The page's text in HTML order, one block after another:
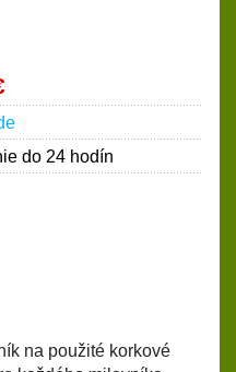
do 24 hodín
na použité korkové